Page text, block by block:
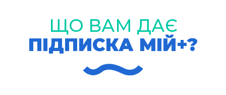
ЩО ВАМ ДАЄ
ПІДПИСКА МІЙ+?